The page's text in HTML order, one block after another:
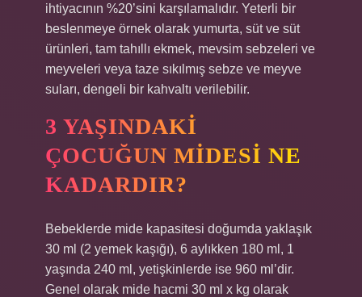
ihtiyacının %20’sini karşılamalıdır. Yeterli bir
beslenmeye örnek olarak yumurta, süt ve süt
ürünleri, tam tahıllı ekmek, mevsim sebzeleri ve
meyveleri veya taze sıkılmış sebze ve meyve
suları, dengeli bir kahvaltı verilebilir.
3 YAŞINDAKI
ÇOCUĞUN MIDESI NE
KADARDIR?
Bebeklerde mide kapasitesi doğumda yaklaşık
30 ml (2 yemek kaşığı), 6 aylıkken 180 ml, 1
yaşında 240 ml, yetişkinlerde ise 960 ml’dir.
Genel olarak mide hacmi 30 ml x kg olarak